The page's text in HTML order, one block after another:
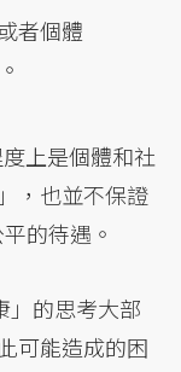
者個體
上是個體和社
，也並不保證
的待遇。
」的思考大部
可能造成的困